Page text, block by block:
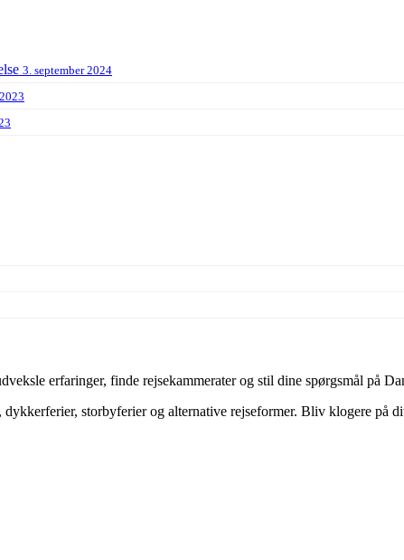
3. september 2024
erfaringer, finde rejsekammerater og stil dine spørgsmål på
storbyferier og alternative rejseformer. Bliv klogere på